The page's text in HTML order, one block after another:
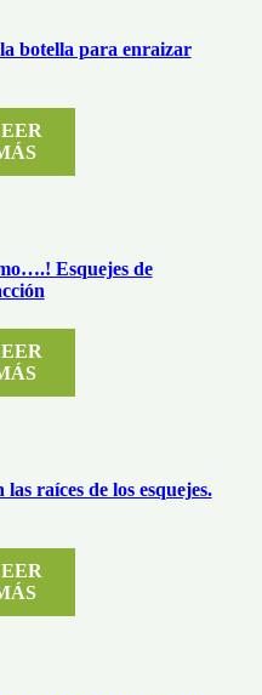
botella para enraizar
Esquejes de
raíces de los esquejes.